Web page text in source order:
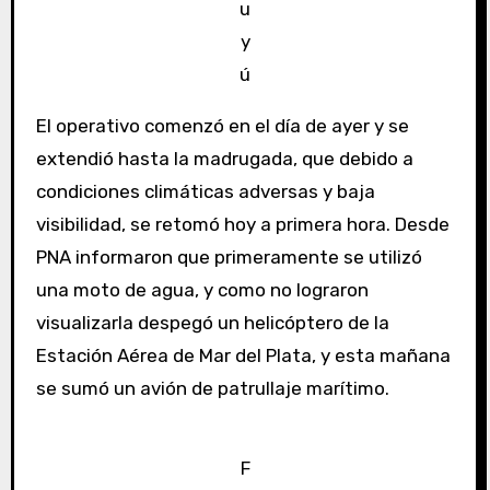
u
y
ú
El operativo comenzó en el día de ayer y se
extendió hasta la madrugada, que debido a
condiciones climáticas adversas y baja
visibilidad, se retomó hoy a primera hora. Desde
PNA informaron que primeramente se utilizó
una moto de agua, y como no lograron
visualizarla despegó un helicóptero de la
Estación Aérea de Mar del Plata, y esta mañana
se sumó un avión de patrullaje marítimo.
F